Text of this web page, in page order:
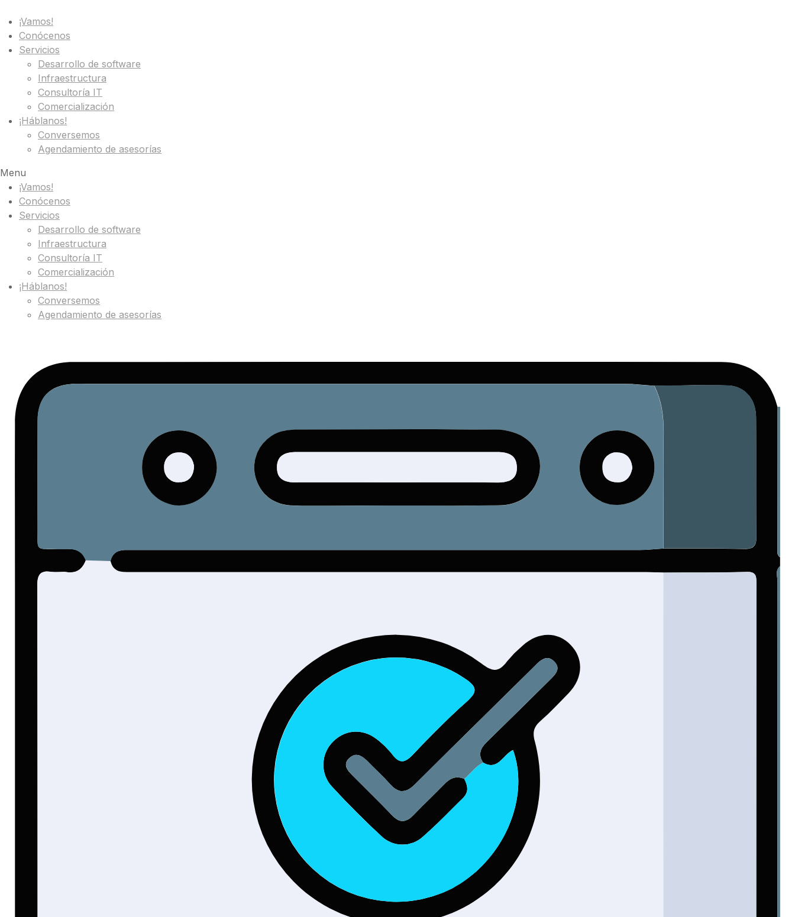
¡Vamos!
Conócenos
Servicios
Desarrollo de software
Infraestructura
Consultoría IT
Comercialización
¡Háblanos!
Conversemos
Agendamiento de asesorías
Menu
¡Vamos!
Conócenos
Servicios
Desarrollo de software
Infraestructura
Consultoría IT
Comercialización
¡Háblanos!
Conversemos
Agendamiento de asesorías